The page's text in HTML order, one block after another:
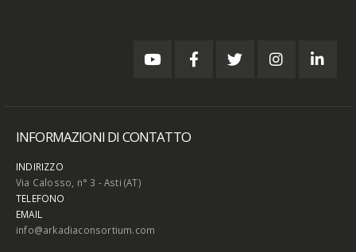
INFORMAZIONI DI CONTATTO
INDIRIZZO
Via Calosso, n° 3 - Asti (AT)
TELEFONO
EMAIL
info@arkadiaconsortium.com